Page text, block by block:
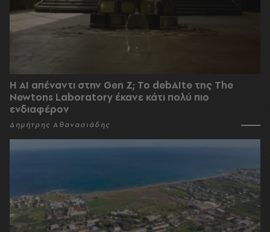
Η AI απέναντι στην Gen Z; Το debAIte της The
Newtons Laboratory έκανε κάτι πολύ πιο
ενδιαφέρον
Δημήτρης Αθανασιάδης